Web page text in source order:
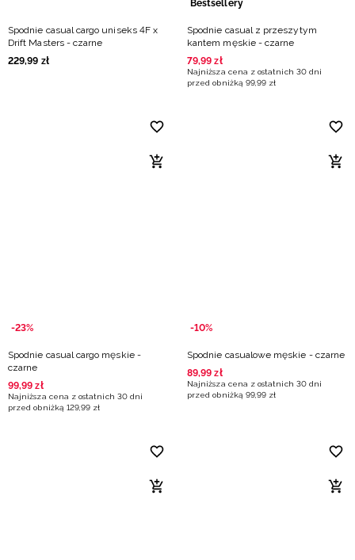
Spodnie casual cargo uniseks 4F x
Drift Masters - czarne
229,99 zł
Bestsellery
Spodnie casual z przeszytym
kantem męskie - czarne
79,99 zł
Najniższa cena z ostatnich 30 dni
przed obniżką 99,99 zł
-23%
Spodnie casual cargo męskie -
czarne
99,99 zł
Najniższa cena z ostatnich 30 dni
przed obniżką 129,99 zł
-10%
Spodnie casualowe męskie - czarne
89,99 zł
Najniższa cena z ostatnich 30 dni
przed obniżką 99,99 zł